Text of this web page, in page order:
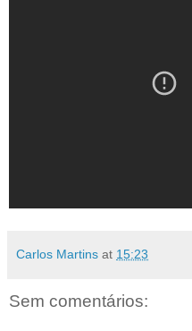
Carlos Martins at 15:23
Sem comentários: